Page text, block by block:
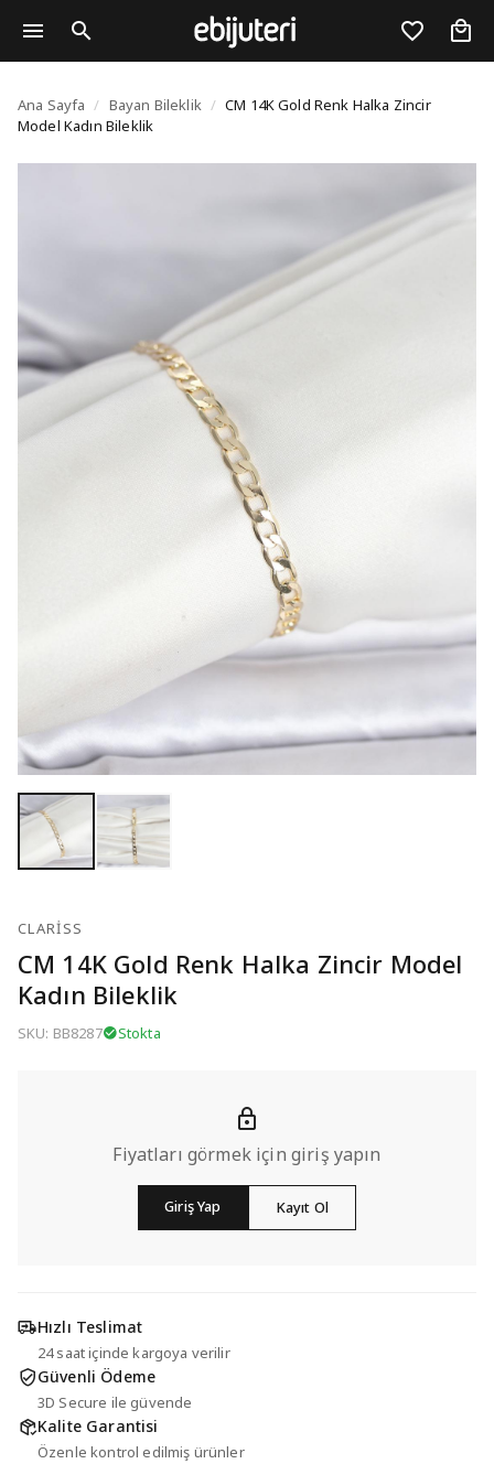
CM 14K Gold Renk
Ana Sayfa / Bayan Bileklik / CM 14K Gold Renk Halka Zincir
Model Kadın Bileklik
CLARISS
CM 14K Gold Renk Halka Zincir Model
Kadın Bileklik
SKU: BB8287 Stokta
Fiyatları görmek için giriş yapın
Giriş Yap Kayıt Ol
Hızlı Teslimat
24 saat içinde kargoya verilir
Güvenli Ödeme
3D Secure ile güvende
Kalite Garantisi
Özenle kontrol edilmiş ürünler